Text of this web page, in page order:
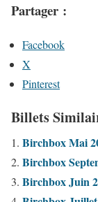
Partager :
Facebook
X
Pinterest
Billets
Birchbox Mai
Birchbox
Birchbox Juin